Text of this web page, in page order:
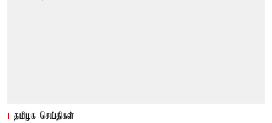
தமிழக செய்திகள்